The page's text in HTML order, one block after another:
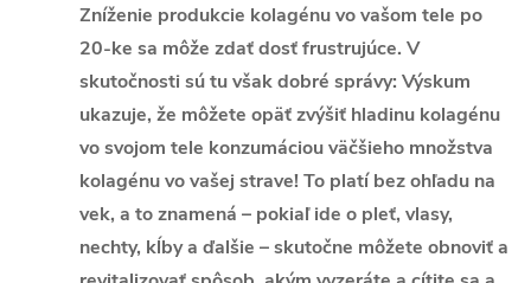
Zníženie produkcie kolagénu vo vašom tele po
20-ke sa môže zdať dosť frustrujúce. V
skutočnosti sú tu však dobré správy: Výskum
ukazuje, že môžete opäť zvýšiť hladinu kolagénu
vo svojom tele konzumáciou väčšieho množstva
kolagénu vo vašej strave! To platí bez ohľadu na
vek, a to znamená – pokiaľ ide o pleť, vlasy,
nechty, kĺby a ďalšie – skutočne môžete obnoviť a